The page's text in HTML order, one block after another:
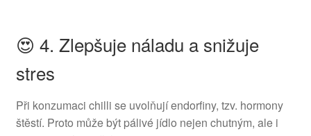
😍 4. Zlepšuje náladu a snižuje
stres
Při konzumaci chilli se uvolňují endorfiny, tzv. hormony
štěstí. Proto může být pálivé jídlo nejen chutným, ale i